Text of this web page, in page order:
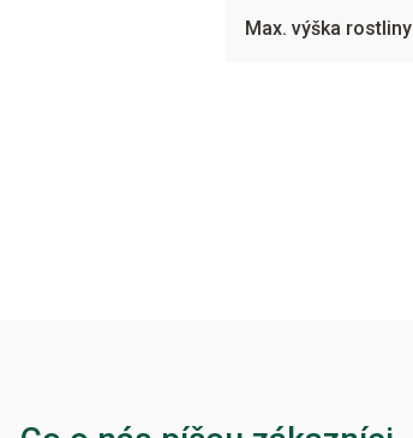
Max. výška rostliny